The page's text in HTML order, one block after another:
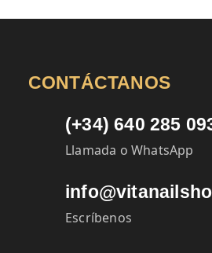
CONTÁCTANOS
(+34) 640 285
Llamada o WhatsApp
Escríbenos